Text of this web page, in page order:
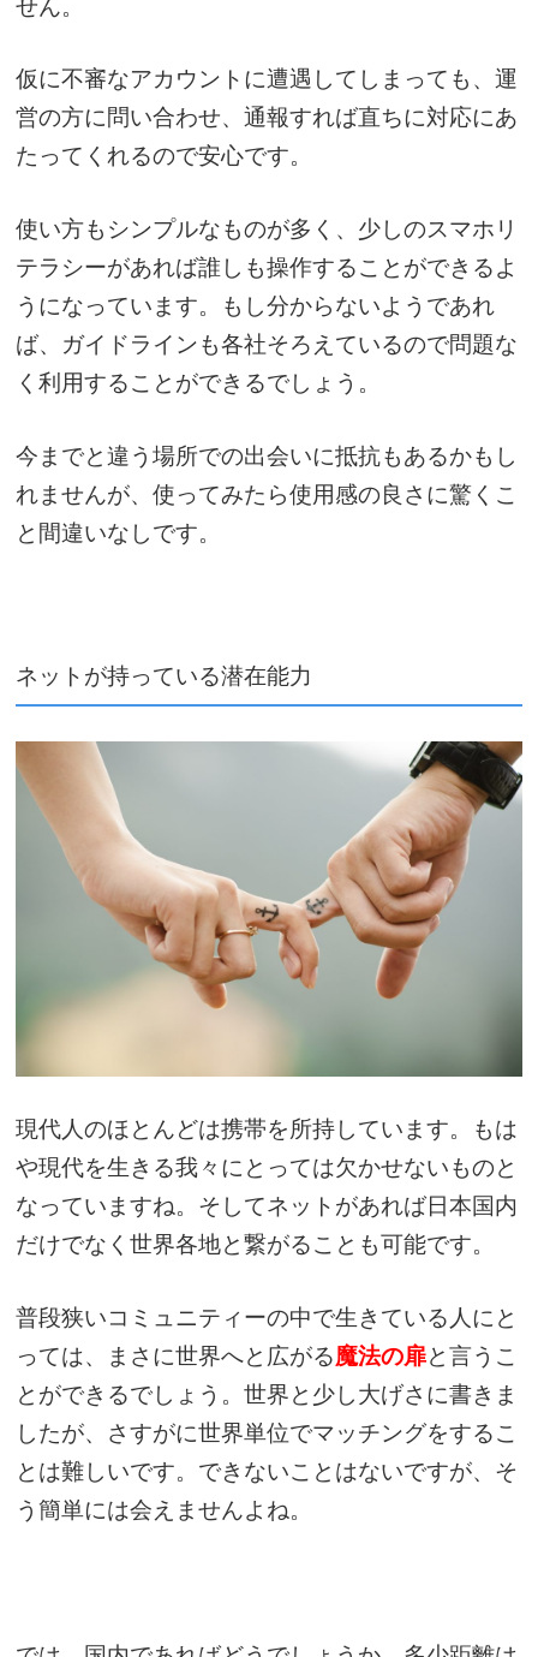
せん。
仮に不審なアカウントに遭遇してしまっても、運
営の方に問い合わせ、通報すれば直ちに対応にあ
たってくれるので安心です。
使い方もシンプルなものが多く、少しのスマホリ
テラシーがあれば誰しも操作することができるよ
うになっています。もし分からないようであれ
ば、ガイドラインも各社そろえているので問題な
く利用することができるでしょう。
今までと違う場所での出会いに抵抗もあるかもし
れませんが、使ってみたら使用感の良さに驚くこ
と間違いなしです。
ネットが持っている潜在能力
現代人のほとんどは携帯を所持しています。もは
や現代を生きる我々にとっては欠かせないものと
なっていますね。そしてネットがあれば日本国内
だけでなく世界各地と繋がることも可能です。
普段狭いコミュニティーの中で生きている人にと
っては、まさに世界へと広がる魔法の扉と言うこ
とができるでしょう。世界と少し大げさに書きま
したが、さすがに世界単位でマッチングをするこ
とは難しいです。できないことはないですが、そ
う簡単には会えませんよね。